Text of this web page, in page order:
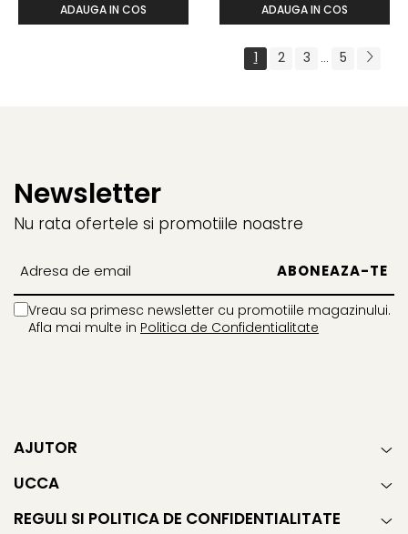
ADAUGA IN COS ADAUGA IN COS
1 2 3 ... 5
Newsletter
Nu rata ofertele si promotiile noastre
Vreau sa primesc newsletter cu promotiile magazinului.
Afla mai multe in Politica de Confidentialitate
AJUTOR
UCCA
REGULI SI POLITICA DE CONFIDENTIALITATE